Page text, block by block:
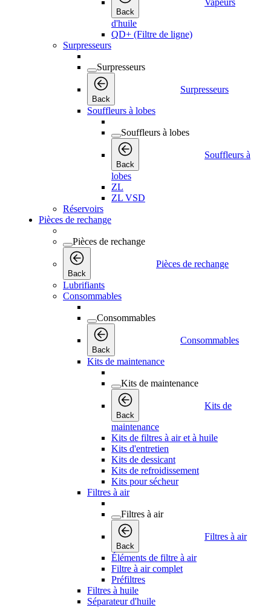
Back
Vapeurs
d'huile
QD+ (Filtre de ligne)
Surpresseurs
Surpresseurs
Back
Surpresseurs
Souffleurs à lobes
Souffleurs à lobes
Back
Souffleurs à
lobes
ZL
ZL VSD
Réservoirs
Pièces de rechange
Pièces de rechange
Back
Pièces de rechange
Lubrifiants
Consommables
Consommables
Back
Consommables
Kits de maintenance
Kits de maintenance
Back
Kits de
maintenance
Kits de filtres à air et à huile
Kits d'entretien
Kits de dessicant
Kits de refroidissement
Kits pour sécheur
Filtres à air
Filtres à air
Back
Filtres à air
Éléments de filtre à air
Filtre à air complet
Préfiltres
Filtres à huile
Séparateur d'huile